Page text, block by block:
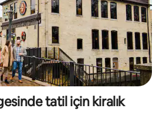
tatil için kiralık